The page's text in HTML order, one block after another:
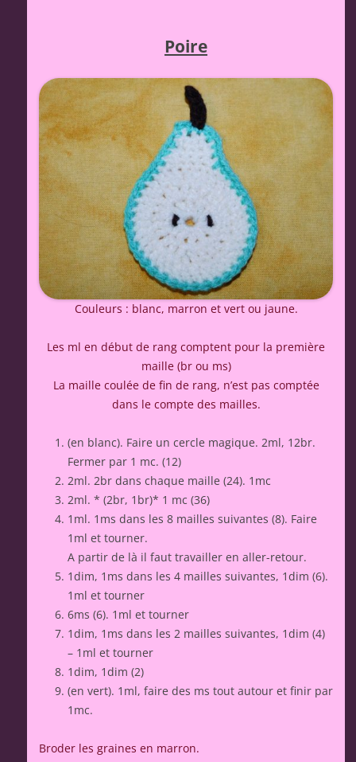
Poire
Couleurs : blanc, marron et vert ou jaune.
Les ml en début de rang comptent pour la première
maille (br ou ms)
La maille coulée de fin de rang, n’est pas comptée
dans le compte des mailles.
(en blanc). Faire un cercle magique. 2ml, 12br.
Fermer par 1 mc. (12)
2ml. 2br dans chaque maille (24). 1mc
2ml. * (2br, 1br)* 1 mc (36)
1ml. 1ms dans les 8 mailles suivantes (8). Faire
1ml et tourner.
A partir de là il faut travailler en aller-retour.
1dim, 1ms dans les 4 mailles suivantes, 1dim (6).
1ml et tourner
6ms (6). 1ml et tourner
1dim, 1ms dans les 2 mailles suivantes, 1dim (4)
– 1ml et tourner
1dim, 1dim (2)
(en vert). 1ml, faire des ms tout autour et finir par
1mc.
Broder les graines en marron.